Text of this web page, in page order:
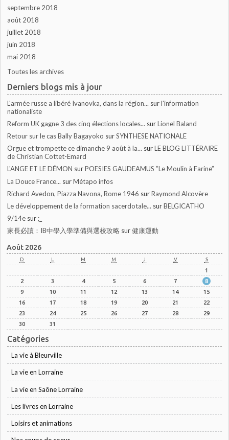
septembre 2018
août 2018
juillet 2018
juin 2018
mai 2018
Toutes les archives
Derniers blogs mis à jour
L'armée russe a libéré Ivanovka, dans la région... surl'information
nationaliste
Reform UK gagne 3 des cinq élections locales... surLionel Baland
Retour sur le cas Bally Bagayoko surSYNTHESE NATIONALE
Orgue et trompette ce dimanche 9 août à la... surLE BLOG LITTÉRAIRE
de Christian Cottet-Emard
L'ANGE ET LE DÉMON surPOESIES GAUDEAMUS ”Le Moulin à Farine”
La Douce France... surMétapo infos
Richard Avedon, Piazza Navona, Rome 1946 surRaymond Alcovère
Le développement de la formation sacerdotale... surBELGICATHO
9/14e sur;_
家長必讀：IB中學入學準備與選校攻略 sur健康運動
Août 2026
D L M M J V S
1
2
3 4 5 6 7
8
9
10 11 12 13 14
15
16
17 18 19 20 21
22
23
24 25 26 27 28
29
30
31
Catégories
La vie à Bleurville
La vie en Lorraine
La vie en Saône Lorraine
Les livres en Lorraine
Loisirs et animations